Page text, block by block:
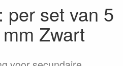
per set van 5
Zwart